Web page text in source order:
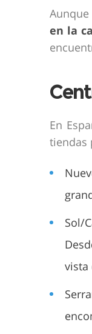
en la
En
tiendas
Sol/
vista